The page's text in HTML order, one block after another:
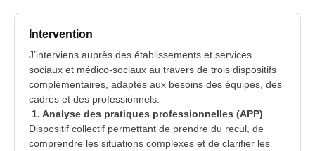
Intervention
J’interviens auprès des établissements et services
sociaux et médico-sociaux au travers de trois dispositifs
complémentaires, adaptés aux besoins des équipes, des
cadres et des professionnels.
1. Analyse des pratiques professionnelles (APP)
Dispositif collectif permettant de prendre du recul, de
comprendre les situations complexes et de clarifier les